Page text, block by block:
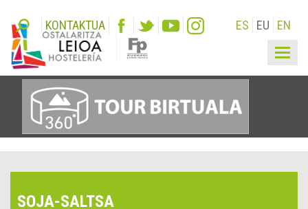
KONTAKTUA ES EU EN
SOJA-SALTSA